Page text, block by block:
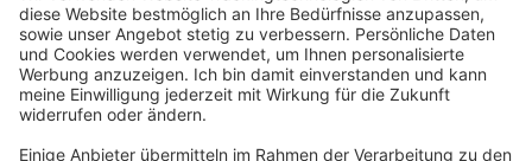
Mo-Do 07:30 - 17:00 Uhr
Fr 07:30 - 15:00 Uhr
Folgen Sie uns